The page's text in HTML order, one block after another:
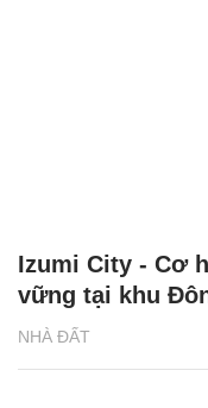
NHÀ ĐẤT
Izumi City - Cơ
vững tại khu